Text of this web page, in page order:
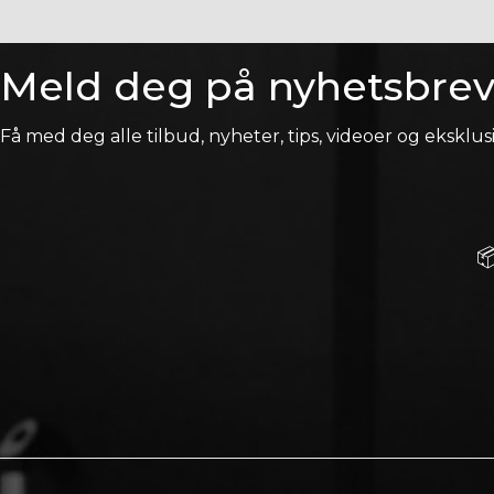
Meld deg på
Få med deg alle tilbud, nyheter, tips, videoer og